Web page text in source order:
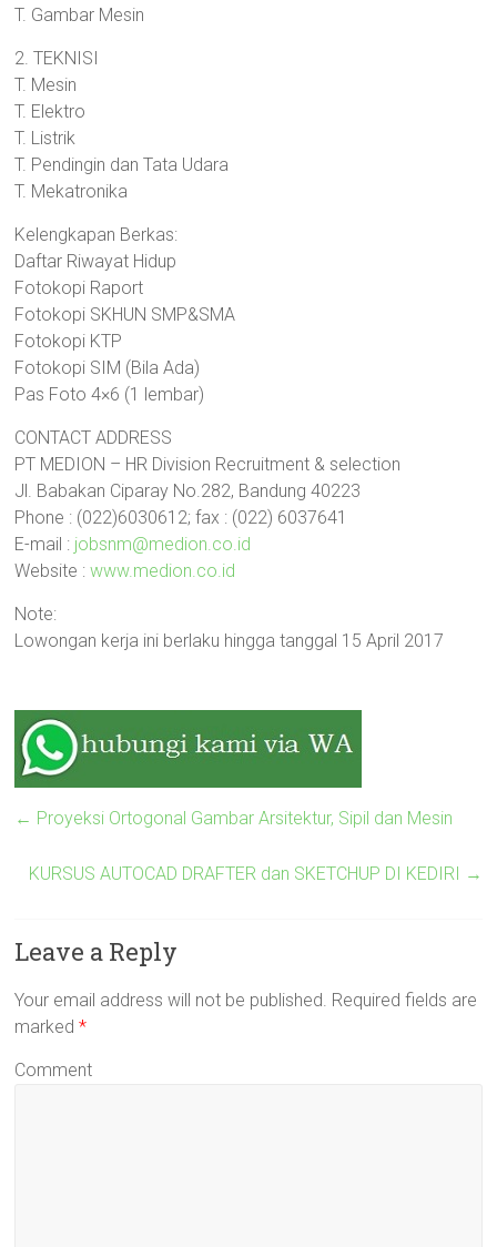
T. Gambar Mesin
2. TEKNISI
T. Mesin
T. Elektro
T. Listrik
T. Pendingin dan Tata Udara
T. Mekatronika
Kelengkapan Berkas:
Daftar Riwayat Hidup
Fotokopi Raport
Fotokopi SKHUN SMP&SMA
Fotokopi KTP
Fotokopi SIM (Bila Ada)
Pas Foto 4×6 (1 lembar)
CONTACT ADDRESS
PT MEDION – HR Division Recruitment & selection
Jl. Babakan Ciparay No.282, Bandung 40223
Phone : (022)6030612; fax : (022) 6037641
E-mail : jobsnm@medion.co.id
Website :www.medion.co.id
Note:
Lowongan kerja ini berlaku hingga tanggal 15 April 2017
← Proyeksi Ortogonal Gambar Arsitektur, Sipil dan Mesin
KURSUS AUTOCAD DRAFTER dan SKETCHUP DI KEDIRI →
Leave a Reply
Your email address will not be published. Required fields are
marked*
Comment